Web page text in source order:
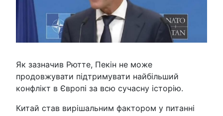
Як зазначив Рютте, Пекін не може
продовжувати підтримувати найбільший
конфлікт в Європі за всю сучасну історію.
Китай став вирішальним фактором у питанні